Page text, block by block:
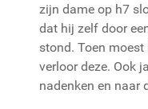
zijn dame op h7
dat hij zelf door
stond. Toen
verloor deze. Ook
nadenken en naar